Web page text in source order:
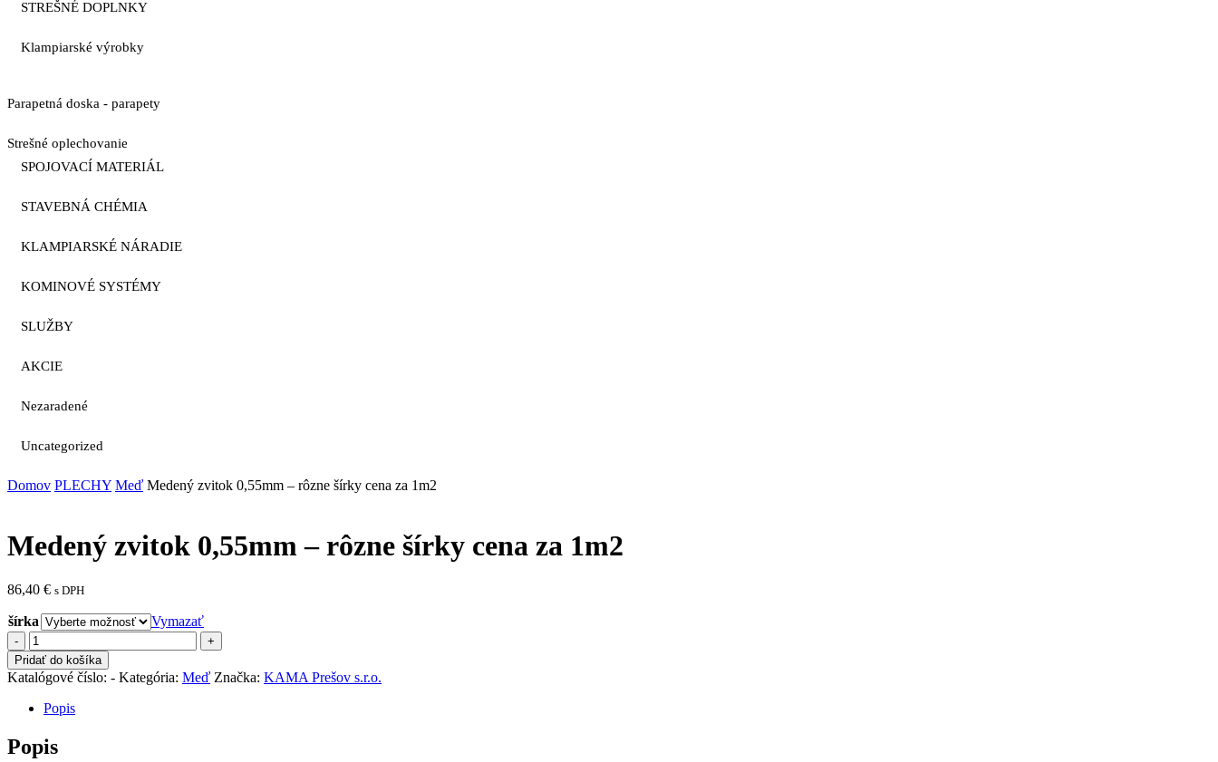
STREŠNÉ DOPLNKY
Klampiarské výrobky
Parapetná doska - parapety
Strešné oplechovanie
SPOJOVACÍ MATERIÁL
STAVEBNÁ CHÉMIA
KLAMPIARSKÉ NÁRADIE
KOMINOVÉ SYSTÉMY
SLUŽBY
AKCIE
Nezaradené
Uncategorized
Domov PLECHY Meď Medený zvitok 0,55mm – rôzne šírky cena za 1m2
Medený zvitok 0,55mm – rôzne šírky cena za 1m2
86,40 € s DPH
šírka
Vymazať
množstvo
Medený
zvitok
0,55mm
-
rôzne
šírky
cena
Pridať do košíka
Katalógové číslo: - Kategória: Meď Značka: KAMA Prešov s.r.o.
Popis
Popis